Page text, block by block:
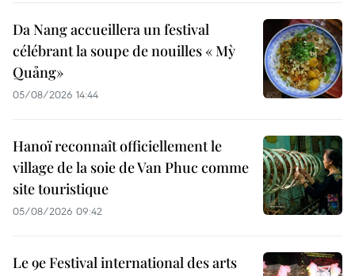
Da Nang accueillera un festival
célébrant la soupe de nouilles « Mỳ
Quảng»
05/08/2026 14:44
Hanoï reconnaît officiellement le
village de la soie de Van Phuc comme
site touristique
05/08/2026 09:42
Le 9e Festival international des arts